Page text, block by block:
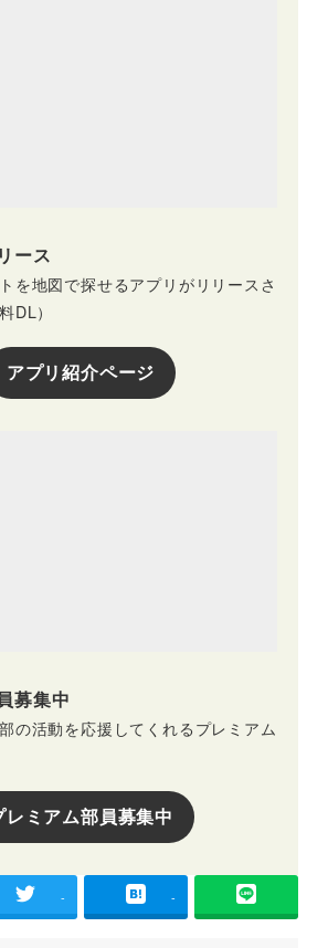
ース
を地図で探せるアプリがリリースさ
DL）
アプリ紹介ページ
募集中
の活動を応援してくれるプレミアム
レミアム部員募集中
- -